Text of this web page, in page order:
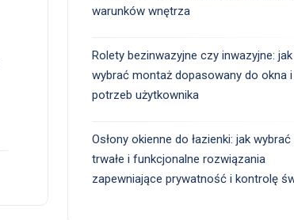
warunków wnętrza
Rolety bezinwazyjne czy inwazyjne: jak
wybrać montaż dopasowany do okna i
potrzeb użytkownika
Osłony okienne do łazienki: jak wybrać
trwałe i funkcjonalne rozwiązania
zapewniające prywatność i kontrolę